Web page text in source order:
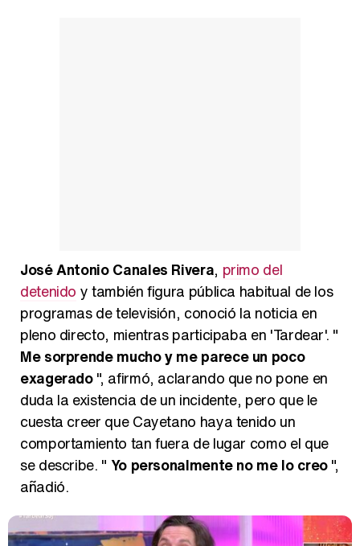
José Antonio Canales Rivera, primo del
detenido y también figura pública habitual de los
programas de televisión, conoció la noticia en
pleno directo, mientras participaba en 'Tardear'. "
Me sorprende mucho y me parece un poco
exagerado", afirmó, aclarando que no pone en
duda la existencia de un incidente, pero que le
cuesta creer que Cayetano haya tenido un
comportamiento tan fuera de lugar como el que
se describe. " Yo personalmente no me lo creo",
añadió.